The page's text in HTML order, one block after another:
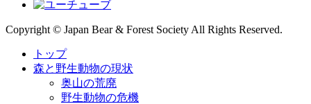
Copyright © Japan Bear & Forest Society All Rights Reserved.
トップ
森と野生動物の現状
奥山の荒廃
野生動物の危機